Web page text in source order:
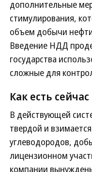
дополнительные
стимулирования,
объем добычи
Введение НДД
государства
сложные для
Как есть сейчас
В действующей
твердой и
углеводородов,
лицензионном
компании